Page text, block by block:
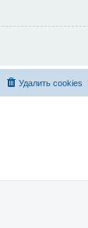
Удалить cookies